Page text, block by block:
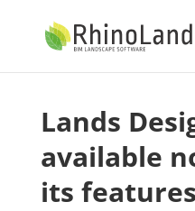
Lands
available
its